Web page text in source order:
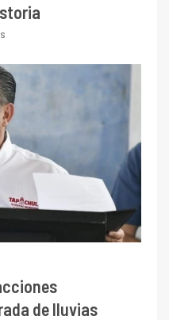
de lluvias